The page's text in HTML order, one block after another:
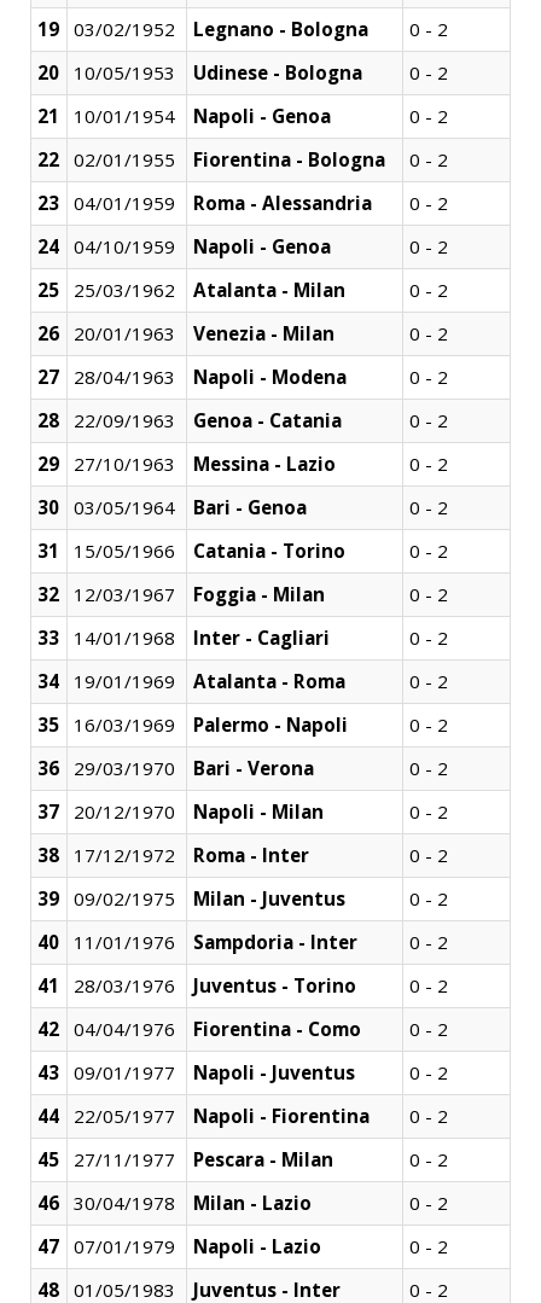
19 03/02/1952 Legnano - Bologna
0 - 2
20
10/05/1953 Udinese - Bologna
0 - 2
21
10/01/1954 Napoli - Genoa
0 - 2
22 02/01/1955 Fiorentina - Bologna
0 - 2
23 04/01/1959 Roma - Alessandria
0 - 2
24 04/10/1959 Napoli - Genoa
0 - 2
25
25/03/1962 Atalanta - Milan
0 - 2
26
20/01/1963 Venezia - Milan
0 - 2
27
28/04/1963 Napoli - Modena
0 - 2
28
22/09/1963 Genoa - Catania
0 - 2
29
27/10/1963 Messina - Lazio
0 - 2
30 03/05/1964 Bari - Genoa
0 - 2
31
15/05/1966 Catania - Torino
0 - 2
32
12/03/1967 Foggia - Milan
0 - 2
33
14/01/1968 Inter - Cagliari
0 - 2
34
19/01/1969 Atalanta - Roma
0 - 2
35
16/03/1969 Palermo - Napoli
0 - 2
36
29/03/1970 Bari - Verona
0 - 2
37
20/12/1970 Napoli - Milan
0 - 2
38
17/12/1972 Roma - Inter
0 - 2
39 09/02/1975 Milan - Juventus
0 - 2
40
11/01/1976 Sampdoria - Inter
0 - 2
41
28/03/1976 Juventus - Torino
0 - 2
42 04/04/1976 Fiorentina - Como
0 - 2
43 09/01/1977 Napoli - Juventus
0 - 2
44
22/05/1977 Napoli - Fiorentina
0 - 2
45
27/11/1977 Pescara - Milan
0 - 2
46 30/04/1978 Milan - Lazio
0 - 2
47 07/01/1979 Napoli - Lazio
0 - 2
48 01/05/1983 Juventus - Inter
0 - 2